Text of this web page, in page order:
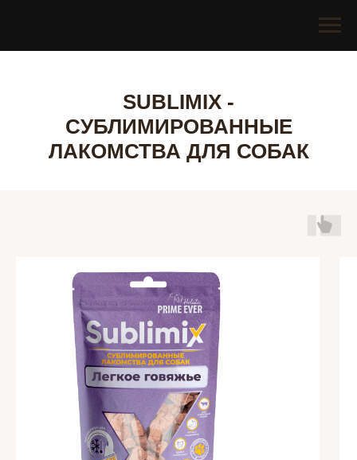
SUBLIMIX -
СУБЛИМИРОВАННЫЕ
ЛАКОМСТВА ДЛЯ СОБАК